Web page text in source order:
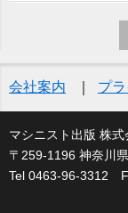
会社案内 プ
マシニスト出版 株式
〒259-1196 神奈川
Tel 0463-96-3312